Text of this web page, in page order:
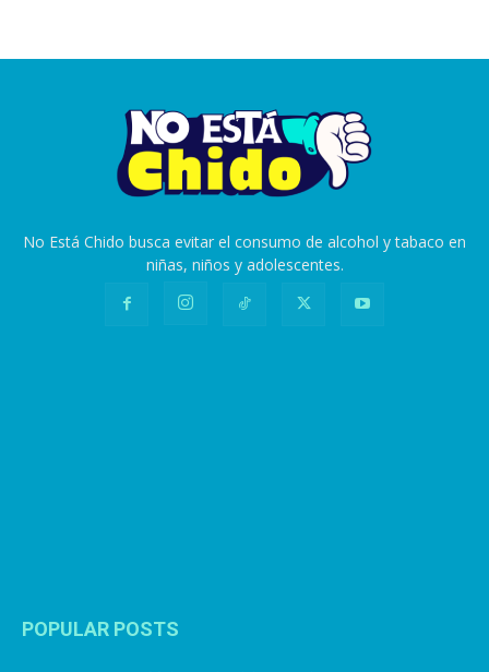
No Está Chido busca evitar el consumo de alcohol y tabaco en
niñas, niños y adolescentes.
POPULAR POSTS